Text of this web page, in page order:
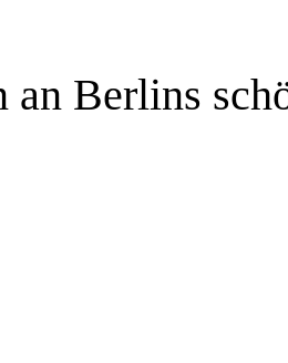
Berlins